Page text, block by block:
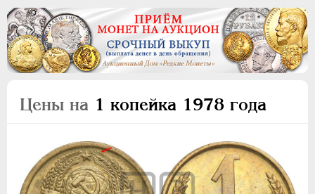
Цены на 1 копейка 1978 года
ПОЛКОПЕЙКИ
2 КОПЕЙКИ
5 КОПЕЕК
10 КОПЕЕК
15 КОПЕЕК